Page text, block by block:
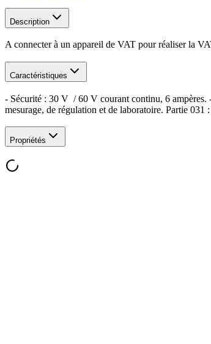
Description
A connecter à un appareil de VAT pour réaliser la
Caractéristiques
- Sécurité : 30 V / 60 V courant continu, 6
mesurage, de régulation et de laboratoire. Partie 031
Propriétés